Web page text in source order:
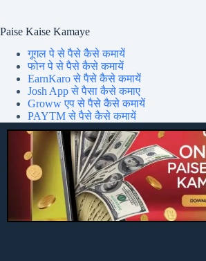
Paise Kaise Kamaye
गूगल पे से पैसे कैसे कमायें
फोन पे से पैसे कैसे कमायें
EarnKaro से पैसे कैसे कमायें
Josh App से पैसा कैसे कमाए
Groww एप से पैसे कैसे कमायें
PAYTM से पैसे कैसे कमायें